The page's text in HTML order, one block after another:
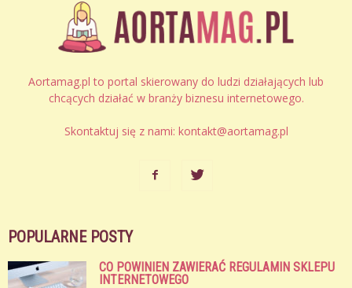
Aortamag.pl to portal skierowany do ludzi działających lub
chcących działać w branży biznesu internetowego.
Skontaktuj się z nami: kontakt@aortamag.pl
POPULARNE POSTY
CO POWINIEN ZAWIERAĆ REGULAMIN SKLEPU
INTERNETOWEGO